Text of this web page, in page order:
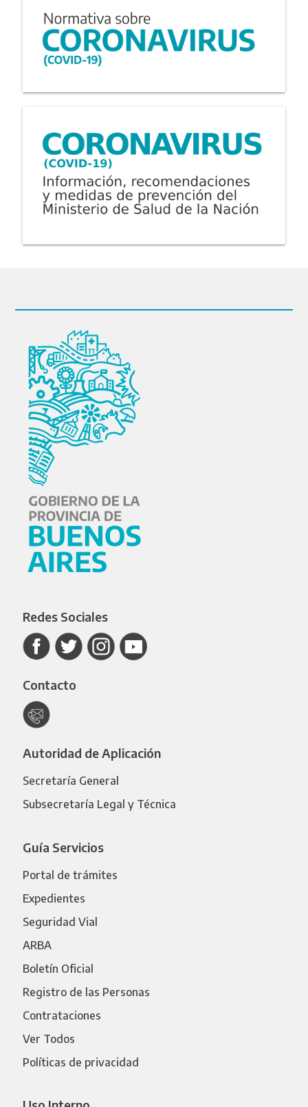
Redes Sociales
Contacto
Autoridad de Aplicación
Secretaría General
Subsecretaría Legal y Técnica
Guía Servicios
Portal de trámites
Expedientes
Seguridad Vial
ARBA
Boletín Oficial
Registro de las Personas
Contrataciones
Ver Todos
Políticas de privacidad